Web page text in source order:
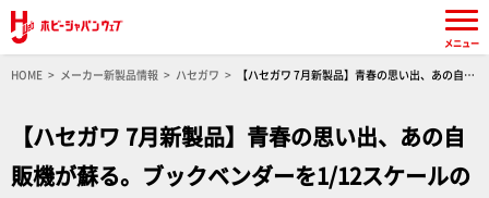
HOME メーカー新製品情報 ハセガワ
【ハセガワ 7月新製品】青春の思い出、あの自販
【ハセガワ 7月新製品】青春の思い出、あの自
販機が蘇る。ブックベンダーを1/12スケールの
メニュー